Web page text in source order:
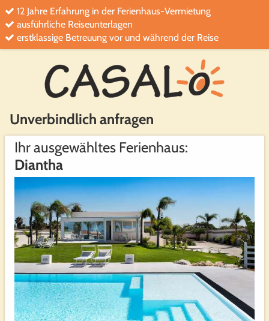
12 Jahre Erfahrung in der Ferienhaus-Vermietung
ausführliche Reiseunterlagen
erstklassige Betreuung vor und während der Reise
Unverbindlich anfragen
Ihr ausgewähltes Ferienhaus:
Diantha